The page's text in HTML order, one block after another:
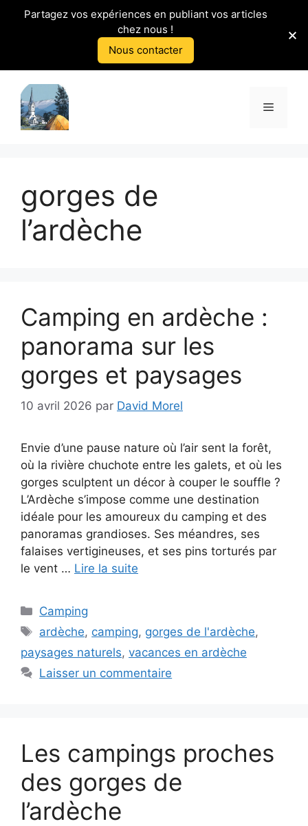
contenu
Menu
gorges de
l’ardèche
Camping en ardèche :
panorama sur les
gorges et paysages
10 avril 2026 par David Morel
Envie d’une pause nature où l’air sent la forêt,
où la rivière chuchote entre les galets, et où les
gorges sculptent un décor à couper le souffle ?
L’Ardèche s’impose comme une destination
idéale pour les amoureux du camping et des
panoramas grandioses. Ses méandres, ses
falaises vertigineuses, et ses pins torturés par
le vent … Lire la suite
Catégories
Camping
Étiquettes
ardèche, camping, gorges de l'ardèche,
paysages naturels, vacances en ardèche
Laisser un commentaire
Les campings proches
des gorges de
l’ardèche
Partagez vos expériences en publiant vos articles
chez nous !
Nous contacter